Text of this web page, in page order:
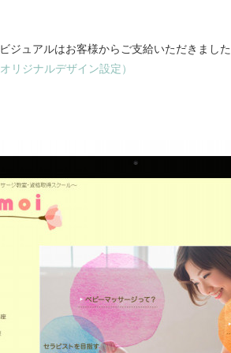
ジュアルはお客様からご支給いただきまし
ジナルデザイン設定）